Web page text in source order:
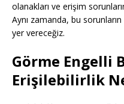
olanakları ve erişim
Aynı zamanda, bu
yer vereceğiz.
Görme Engelli
Erişilebilirlik